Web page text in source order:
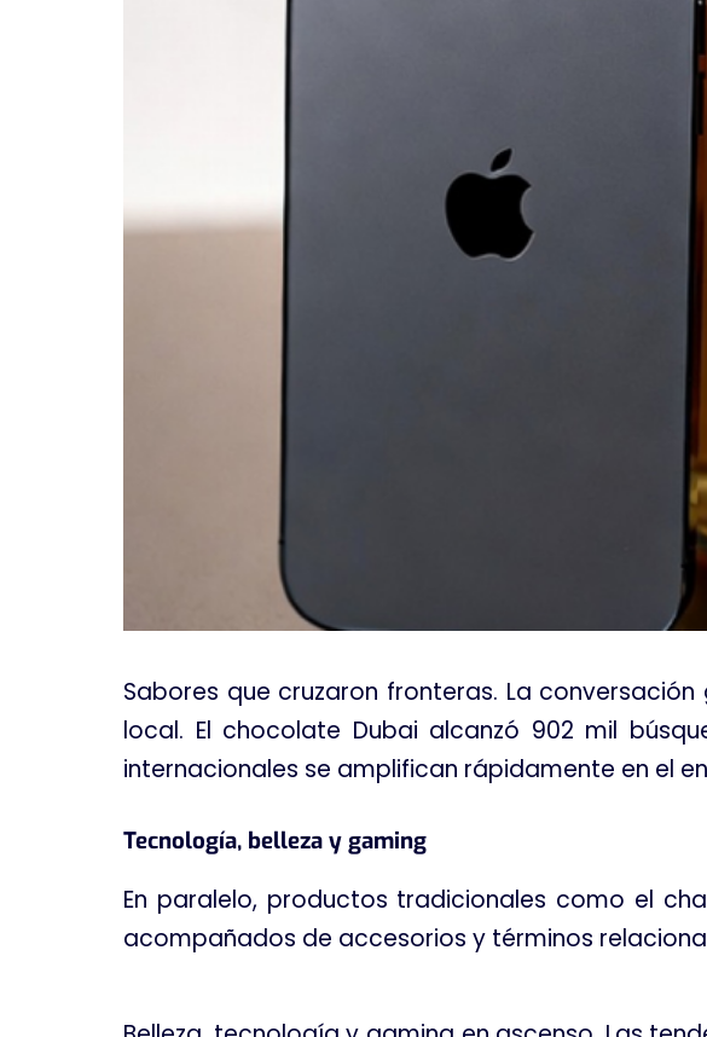
Sabores que cruzaron fronteras. La
local. El chocolate Dubai alcanzó 902 mil
internacionales se amplifican rápidamente en el
Tecnología, belleza y gaming
En paralelo, productos tradicionales como el
acompañados de accesorios y términos